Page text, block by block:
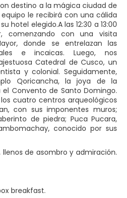
destino a la mágica ciudad de
le recibirá con una cálida
hotel elegido.A las 12:30 a 13:00
comenzando con una visita
donde se entrelazan las
e incaicas. Luego, nos
Catedral de Cusco, un
y colonial. Seguidamente,
Qoricancha, la joya de la
Convento de Santo Domingo.
cuatro centros arqueológicos
con sus imponentes muros;
de piedra; Puca Pucara,
conocido por sus
de asombro y admiración.
breakfast.